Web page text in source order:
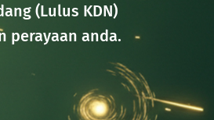
(Lulus KDN)
perayaan anda.